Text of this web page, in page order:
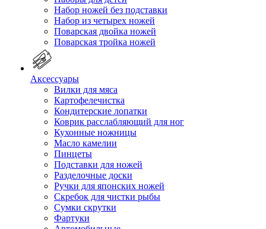
Набор ножей без подставки
Набор из четырех ножей
Поварская двойка ножей
Поварская тройка ножей
Аксессуары
Вилки для мяса
Картофелечистка
Кондитерские лопатки
Коврик расслабляющий для ног
Кухонные ножницы
Масло камелии
Пинцеты
Подставки для ножей
Разделочные доски
Ручки для японских ножей
Скребок для чистки рыбы
Сумки скрутки
Фартуки